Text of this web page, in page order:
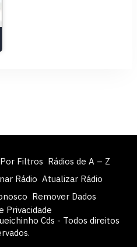
Filtros Rádios de A – Z
Rádio Atualizar Rádio
Remover Dados
Privacidade
Cds - Todos direitos